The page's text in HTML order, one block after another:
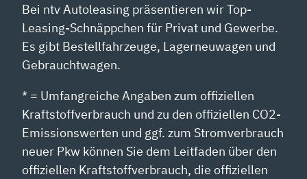
Bei ntv Autoleasing präsentieren wir Top-
Leasing-Schnäppchen für Privat und Gewerbe.
Es gibt Bestellfahrzeuge, Lagerneuwagen und
Gebrauchtwagen.
* = Umfangreiche Angaben zum offiziellen
Kraftstoffverbrauch und zu den offiziellen CO2-
Emissionswerten und ggf. zum Stromverbrauch
neuer Pkw können Sie dem Leitfaden über den
offiziellen Kraftstoffverbrauch, die offiziellen